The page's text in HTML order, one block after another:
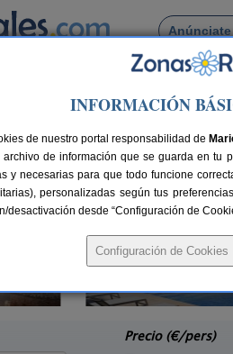
Busca por pueblo
Vinyoles d´Orís
de Vinyoles d´Orís
El Mas de
Precio (€/pers)
INFORMACIÓN
de nuestro portal responsabilidad de
de información que se guarda en
y necesarias para que todo funcione
personalizadas según tus
desactivación desde “Configuración de